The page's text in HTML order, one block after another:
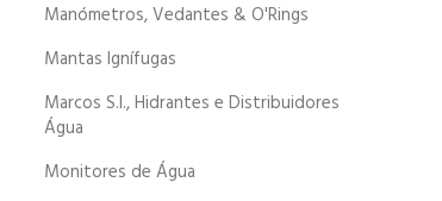
Manómetros, Vedantes & O'Rings
Mantas Ignífugas
Marcos S.I., Hidrantes e Distribuidores
Água
Monitores de Água